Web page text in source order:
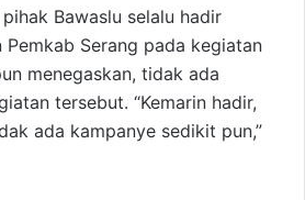
Bawaslu selalu hadir
Pemkab Serang pada kegiatan
menegaskan, tidak ada
tersebut. “Kemarin hadir,
ada kampanye sedikit pun,”